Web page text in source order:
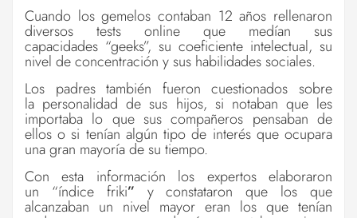
Cuando los gemelos contaban 12 años rellenaron
diversos tests online que medían sus
capacidades “geeks”, su coeficiente intelectual, su
nivel de concentración y sus habilidades sociales.
Los padres también fueron cuestionados sobre
la personalidad de sus hijos, si notaban que les
importaba lo que sus compañeros pensaban de
ellos o si tenían algún tipo de interés que ocupara
una gran mayoría de su tiempo.
Con esta información los expertos elaboraron
un “índice friki” y constataron que los que
alcanzaban un nivel mayor eran los que tenían